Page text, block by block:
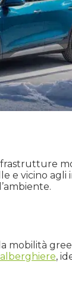
e vicino agli
mobilità
,